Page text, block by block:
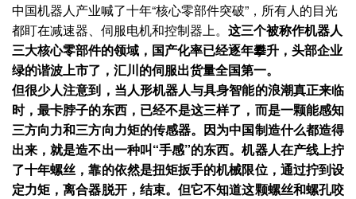
中国机器人产业喊了十年“核心零部件突破”，所有人的目光
都盯在减速器、伺服电机和控制器上。 这三个被称作机器人
三大核心零部件的领域，国产化率已经逐年攀升，头部企业
绿的谐波上市了，汇川的伺服出货量全国第一。
但很少人注意到， 当人形机器人与具身智能的浪潮真正来临
时，最卡脖子的东西，已经不是这三样了， 而是一颗能感知
三方向力和三方向力矩的传感器。 因为中国制造什么都造得
出来，就是造不出一种叫“手感”的东西。机器人在产线上拧
了十年螺丝，靠的依然是扭矩扳手的机械限位，通过拧到设
定力矩，离合器脱开，结束。但它不知道这颗螺丝和螺孔咬